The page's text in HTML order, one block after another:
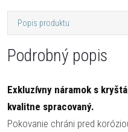
Popis produktu
Podrobný popis
Exkluzívny náramok s
kvalitne spracovaný.
Pokovanie chráni pred